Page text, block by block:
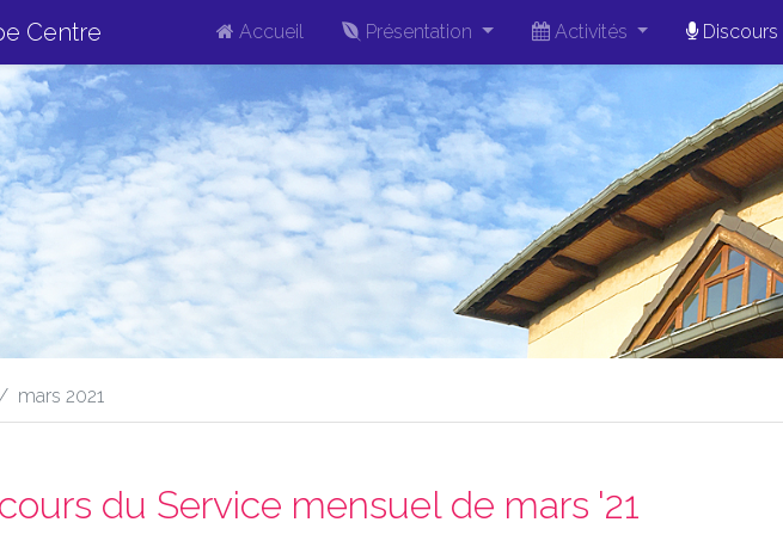
Centre Accueil Présentation Activités Discours
mars 2021
du Service mensuel de mars '21